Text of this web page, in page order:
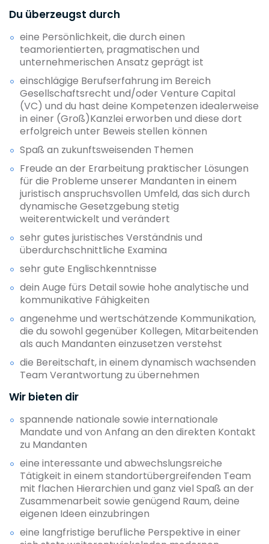
Du überzeugst durch
eine Persönlichkeit, die durch einen
teamorientierten, pragmatischen und
unternehmerischen Ansatz geprägt ist
einschlägige Berufserfahrung im Bereich
Gesellschaftsrecht und/oder Venture Capital
(VC) und du hast deine Kompetenzen idealerweise
in einer (Groß)Kanzlei erworben und diese dort
erfolgreich unter Beweis stellen können
Spaß an zukunftsweisenden Themen
Freude an der Erarbeitung praktischer Lösungen
für die Probleme unserer Mandanten in einem
juristisch anspruchsvollen Umfeld, das sich durch
dynamische Gesetzgebung stetig
weiterentwickelt und verändert
sehr gutes juristisches Verständnis und
überdurchschnittliche Examina
sehr gute Englischkenntnisse
dein Auge fürs Detail sowie hohe analytische und
kommunikative Fähigkeiten
angenehme und wertschätzende Kommunikation,
die du sowohl gegenüber Kollegen, Mitarbeitenden
als auch Mandanten einzusetzen verstehst
die Bereitschaft, in einem dynamisch wachsenden
Team Verantwortung zu übernehmen
Wir bieten dir
spannende nationale sowie internationale
Mandate und von Anfang an den direkten Kontakt
zu Mandanten
eine interessante und abwechslungsreiche
Tätigkeit in einem standortübergreifenden Team
mit flachen Hierarchien und ganz viel Spaß an der
Zusammenarbeit sowie genügend Raum, deine
eigenen Ideen einzubringen
eine langfristige berufliche Perspektive in einer